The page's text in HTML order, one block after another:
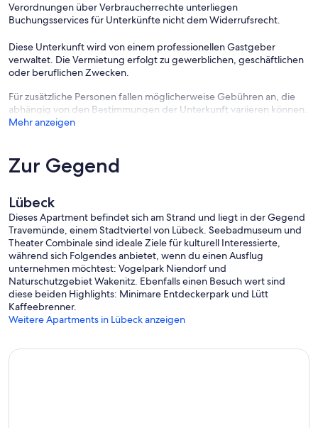
Optional:
- Bettwäsche/Handt.: 25.00 EUR/Pro Person/Aufenth.
- Schlafr. ist Durchgangsraum
- Ein weiteres Kind kostenfrei (max. 4 Jahre alt)
Verordnungen über Verbraucherrechte unterliegen
Buchungsservices für Unterkünfte nicht dem Widerrufsrecht.
Diese Unterkunft wird von einem professionellen Gastgeber
verwaltet. Die Vermietung erfolgt zu gewerblichen, geschäftlichen
oder beruflichen Zwecken.
Für zusätzliche Personen fallen möglicherweise Gebühren an, die
abhängig von den Bestimmungen der Unterkunft variieren können.
Mehr anzeigen
Zur Gegend
Lübeck
Dieses Apartment befindet sich am Strand und liegt in der Gegend
Travemünde, einem Stadtviertel von Lübeck. Seebadmuseum und
Theater Combinale sind ideale Ziele für kulturell Interessierte,
während sich Folgendes anbietet, wenn du einen Ausflug
unternehmen möchtest: Vogelpark Niendorf und
Naturschutzgebiet Wakenitz. Ebenfalls einen Besuch wert sind
diese beiden Highlights: Minimare Entdeckerpark und Lütt
Kaffeebrenner.
Weitere Apartments in Lübeck anzeigen